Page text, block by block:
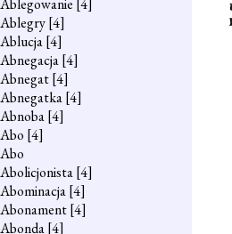
Ablegowanie [4]
Ablegry[4]
Ablucja[4]
Abnegacja[4]
Abnegat[4]
Abnegatka[4]
Abnoba[4]
Abo [4]
Abo
Abolicjonista[4]
Abominacja[4]
Abonament[4]
Abonda[4]